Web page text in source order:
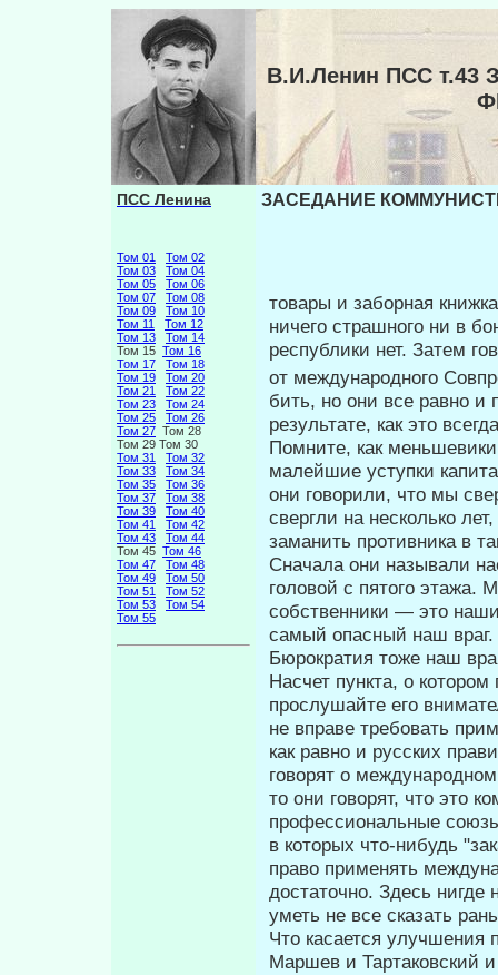
В.И.Ленин ПСС
ПСС Ленина
Том 01
Том 02
Том 03
Том 04
Том 05
Том 06
Том 07
Том 08
Том 09
Том 10
Том 11
Том 12
Том 13
Том 14
Том 15 Том 16
Том 17
Том 18
Том 19
Том 20
Том 21
Том 22
Том 23
Том 24
Том 25
Том 26
Том 27 Том 28
Том 29 Том 30
Том 31
Том 32
Том 33
Том 34
Том 35
Том 36
Том 37
Том 38
Том 39
Том 40
Том 41
Том 42
Том 43
Том 44
Том 45 Том 46
Том 47
Том 48
Том 49
Том 50
Том 51
Том 52
Том 53
Том 54
Том 55
ЗАСЕДАНИЕ
товары и заборная
ничего страшного ни в
республики нет. Затем
от международного
бить, но они все равно и
результате, как это
Помните, как
малейшие ус­тупки
они говорили, что мы
свергли на несколько
заманить противника в
Сначала они называли
голо­вой с пятого этажа.
собственни­ки — это
самый опасный наш
Бюрократия тоже наш
Насчет пункта, о
прослушайте его
не вправе требовать
как равно и русских
говорят о
то они говорят, что это
профессиональные
в которых что-нибудь
право применять
достаточно. Здесь нигде
уметь не все сказать
Что касается улучшения
Маршев и Тартаковский и